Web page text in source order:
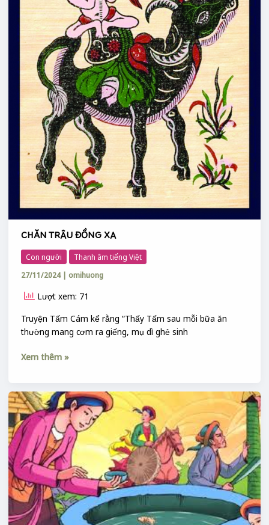
CHĂN TRÂU ĐỒNG XA
Con người
Thanh âm tiếng Việt
27/11/2024 | omihuong
Lượt xem: 71
Truyện Tấm Cám kể rằng “Thấy Tấm sau mỗi bữa ăn
thường mang cơm ra giếng, mụ dì ghẻ sinh
Xem thêm »
Tên
đi
cả
bộ
:
CÁM